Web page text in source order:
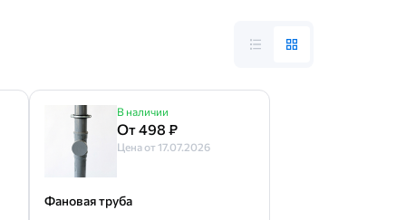
В наличии
От 498 ₽
Цена от 17.07.2026
Фановая труба